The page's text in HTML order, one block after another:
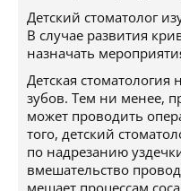
Детский стоматолог
В случае развития
назначать
Детская
зубов. Тем ни менее,
может проводить
того, детский
по надрезанию
вмешательство
мешает процессам